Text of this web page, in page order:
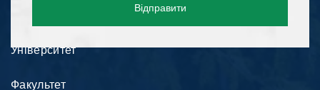
Відправити
Університет
Факультет